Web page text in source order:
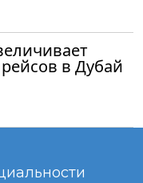
в Дубай